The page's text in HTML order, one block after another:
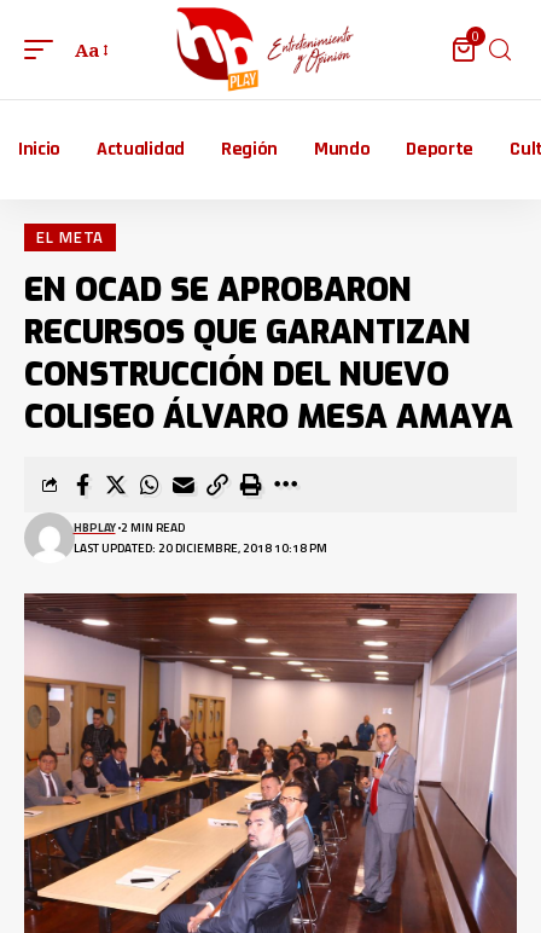
Aa
0
Inicio Actualidad Región Mundo Deporte
EL META
EN OCAD SE APROBARON
RECURSOS QUE GARANTIZAN
CONSTRUCCIÓN DEL NUEVO
COLISEO ÁLVARO MESA AMAYA
LAST UPDATED: 20 DICIEMBRE, 2018 10:18 PM
HBPLAY 2 MIN READ